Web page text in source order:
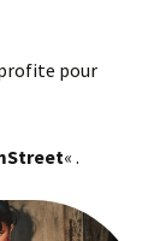
pour
« .